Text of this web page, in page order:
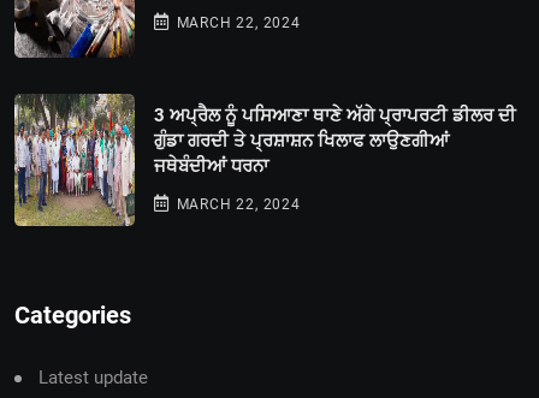
MARCH 22, 2024
3 ਅਪ੍ਰੈਲ ਨੂੰ ਪਸਿਆਣਾ ਥਾਣੇ ਅੱਗੇ ਪ੍ਰਾਪਰਟੀ ਡੀਲਰ ਦੀ
ਗੁੰਡਾ ਗਰਦੀ ਤੇ ਪ੍ਰਸ਼ਾਸ਼ਨ ਖਿਲਾਫ ਲਾਉਣਗੀਆਂ
ਜਥੇਬੰਦੀਆਂ ਧਰਨਾ
MARCH 22, 2024
Categories
Latest update